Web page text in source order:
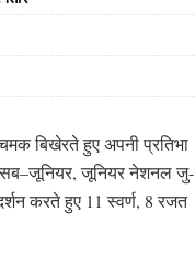
बिखेरते हुए अपनी प्रतिभा
सब–जूनियर, जूनियर नेशनल जु-
करते हुए 11 स्वर्ण, 8 रजत